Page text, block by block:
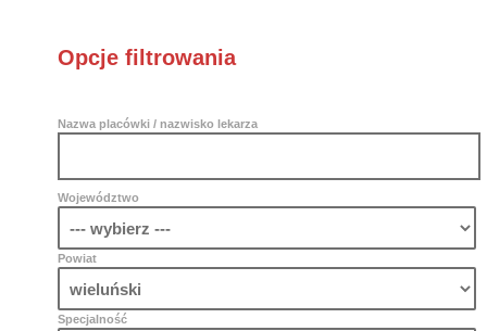
Opcje filtrowania
Nazwa placówki / nazwisko lekarza
Województwo
Powiat
Specjalność